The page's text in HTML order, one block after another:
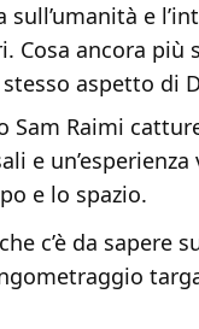
e
Cosa ancora
stesso aspetto di
Sam Raimi
e
e lo spazio.
c’è da sapere